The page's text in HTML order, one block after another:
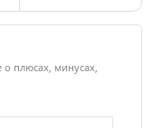
о плюсах, минусах,